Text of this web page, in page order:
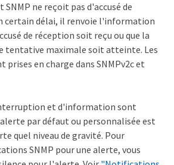
ne reçoit pas d'accusé de
certain délai, il renvoie l'information
de réception soit reçu ou que la
tentative maximale soit atteinte. Les
en charge dans SNMPv2c et
et d'information sont
par défaut ou personnalisée est
quel niveau de gravité. Pour
SNMP pour une alerte, vous